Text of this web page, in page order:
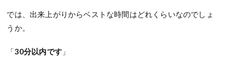
では、出来上がりからベストな時間はどれくらいなのでしょ
うか。
「30分以内です 」